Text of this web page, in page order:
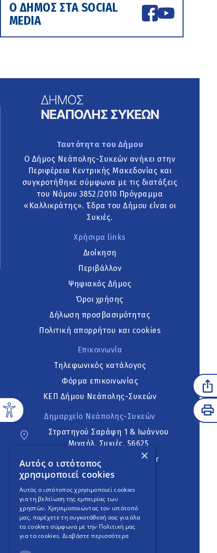
Ο ΔΗΜΟΣ ΣΤΑ SOCIAL
MEDIA
Ταυτότητα του Δήμου
Ο Δήμος Νεάπολης-Συκεών ανήκει στην
Περιφέρεια Κεντρικής Μακεδονίας και
συγκροτήθηκε σύμφωνα με τις διατάξεις
του Νόμου 3852/2010 Πρόγραμμα
«Καλλικράτης». Έδρα του Δήμου είναι οι
Συκιές.
Χρήσιμα links
Διοίκηση
Περιβάλλον
Ψηφιακός Δήμος
Όροι χρήσης
Δήλωση προσβασιμότητας
Πολιτική απορρήτου και cookies
Επικοινωνία
Τηλεφωνικός κατάλογος
Φόρμα επικοινωνίας
ΚΕΠ Δήμου Νεάπολης-Συκεών
Δημαρχείο Νεάπολης-Συκεών
Στρατηγού Σαράφη 1 & Ιωάννου
Μιχαήλ, Συκιές, 56625
neapoli.sykies@ddt.gov.gr
Ακολουθήστε
English Version
An project
×
Αυτός ο ιστότοπος
χρησιμοποιεί cookies
Αυτός ο ιστότοπος χρησιμοποιεί cookies
για τη βελτίωση της εμπειρίας των
χρηστών. Χρησιμοποιώντας τον ιστότοπό
μας, παρέχετε τη συγκατάθεσή σας για όλα
τα cookies σύμφωνα με την Πολιτική μας
για τα cookies. Διαβάστε περισσότερα